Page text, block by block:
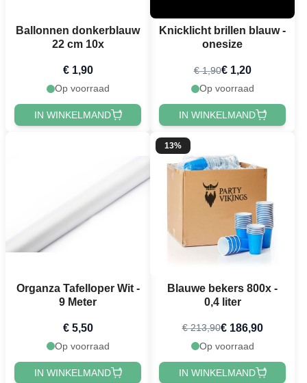
Ballonnen donkerblauw
22 cm 10x
€ 1,90
Op voorraad
IN WINKELMAND
Knicklicht brillen blauw -
onesize
€ 1,90€ 1,20
Op voorraad
IN WINKELMAND
Organza Tafelloper Wit -
9 Meter
€ 5,50
Op voorraad
IN WINKELMAND
13%
Blauwe bekers 800x -
0,4 liter
€ 213,90€ 186,90
Op voorraad
IN WINKELMAND